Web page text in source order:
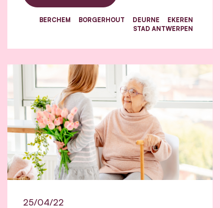
BERCHEM BORGERHOUT DEURNE
EKEREN
STAD ANTWERPEN
25/04/22